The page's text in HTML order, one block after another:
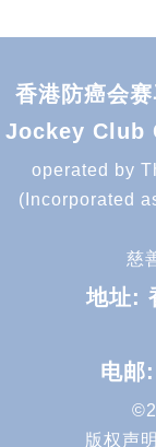
香港防癌会
Jockey Club
operated by
(Incorporated
慈
地址:
电邮:
版权声明